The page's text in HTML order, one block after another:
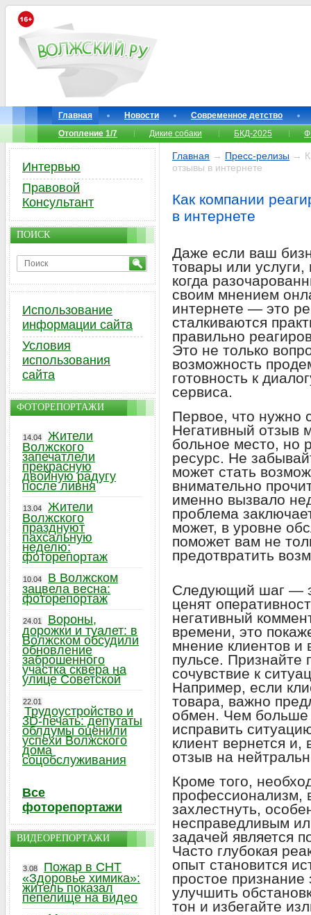
Главная Новости
Современное детство
Отопление 1/7
Дикие собаки БКД-2025
Главная → Пресс-релизы →
отзывы в интернете
Как компании
в интернете
Даже если ваш
товары или услуги,
когда
своим мнением
интернете — это
сталкиваются
правильно
Это не только
возможность
готовность к
сервиса.
Первое, что нужно
Негативный отзыв
больное место, но
ресурс. Не
может стать
внимательно
именно вызвало
проблема
может, в уровне
поможет вам не
предотвратить
Следующий шаг —
ценят
негативный
времени, это
мнение клиентов и
пульсе. Признайте
сочувствие к
Например, если
товара, важно
обмен. Чем больше
исправить
клиент вернется
отзыв на
Кроме того,
профессионализм,
захлестнуть,
несправедливым
задачей является
Часто глубокая
опыт становится
простое
улучшить
тон и избегайте
Интервью
Правовой
Консультант
ПОИСК
Использование
информации сайта
Условия
использования
сайта
ФОТОРЕПОРТАЖИ
14.04
Жители
Волжского
запечатлели
прекрасную
двойную радугу
после ливня
13.04
Жители
Волжского
празднуют
пахсальную
неделю:
фоторепортаж
10.04
В Волжском
зацвела весна:
фоторепортаж
24.01
Вороны,
дорожки и туалет: в
Волжском обсудили
обновление
заброшенного
участка сквера на
улице Советской
22.01
Трудоустройство и
3D-печать: депутаты
облдумы оценили
успехи Волжского
дома
соцобслуживания
Все
фоторепортажи
ВИДЕОРЕПОРТАЖИ
3.08
Пожар в СНТ
«Здоровье химика»:
житель показал
пепелище на видео